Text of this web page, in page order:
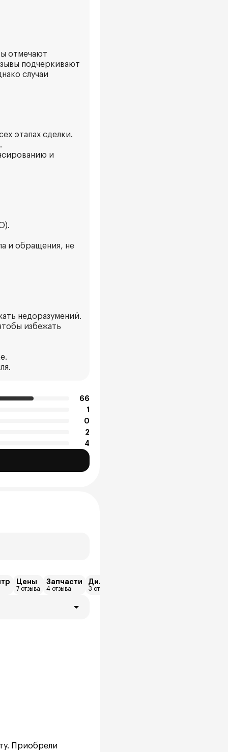
отмечают
подчеркивают
случаи
этапах сделки.
и
и обращения, не
недоразумений.
избежать
66
1
0
2
4
Цены
7 отзыва
Запчасти
4 отзыва
Дилерский центр
3 отзыва
Приобрели